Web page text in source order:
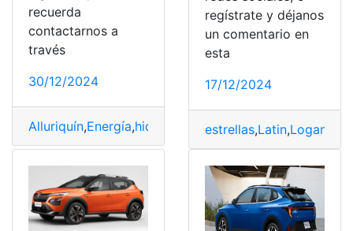
recuerda
contactarnos a
través
30/12/2024
Alluriquín,Energía,hidroélectrica,Proceso,Pruebas
regístrate y déjanos
un comentario en
esta
17/12/2024
estrellas,Latin,Logan